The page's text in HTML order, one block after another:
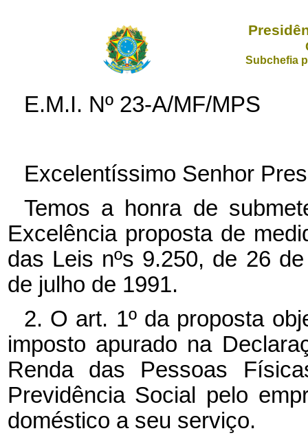
Subchefia
E.M.I. Nº 23-A/MF/MPS
Excelentíssimo Senhor
Temos a honra de
Excelência proposta de
das Leis nºs 9.250, de 26
de julho de 1991.
2. O art. 1º da proposta
imposto apurado na
Renda das Pessoas
Previdência Social pelo
doméstico a seu serviço.